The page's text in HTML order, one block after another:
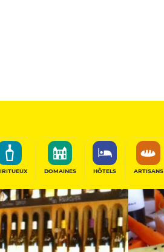
DOMAINES HÔTELS ARTISANS